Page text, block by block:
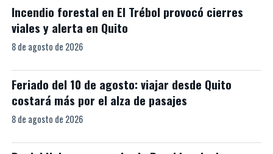
Incendio forestal en El Trébol provocó cierres
viales y alerta en Quito
8 de agosto de 2026
Feriado del 10 de agosto: viajar desde Quito
costará más por el alza de pasajes
8 de agosto de 2026